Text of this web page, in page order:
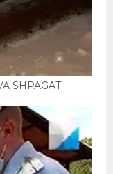
SHPAGAT